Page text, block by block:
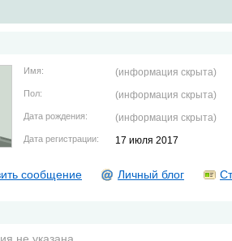
Имя: (информация скрыта)
Пол: (информация скрыта)
Дата рождения: (информация скрыта)
Дата регистрации: 17 июля 2017
сообщение Личный блог